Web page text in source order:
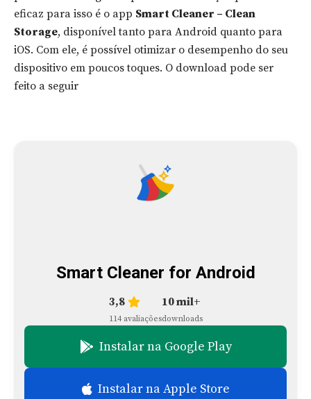
eficaz para isso é o app Smart Cleaner – Clean
Storage, disponível tanto para Android quanto para
iOS. Com ele, é possível otimizar o desempenho do seu
dispositivo em poucos toques. O download pode ser
feito a seguir
Smart Cleaner for Android
3,8
114 avaliações
10 mil+
downloads
Instalar na Google Play
Instalar na Apple Store